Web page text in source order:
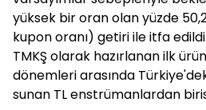
yüksek bir oran olan yüzde
kupon oranı) getiri ile itfa edildi.
TMKŞ olarak hazırlanan ilk
dönemleri arasında
sunan TL enstrümanlardan